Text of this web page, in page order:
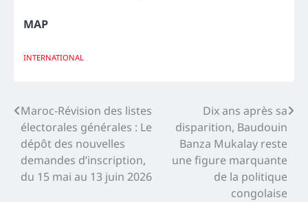
MAP
INTERNATIONAL
Navigation
de
l’article
Maroc-Révision des listes
électorales générales : Le
dépôt des nouvelles
demandes d’inscription,
du 15 mai au 13 juin 2026
Dix ans après sa
disparition, Baudouin
Banza Mukalay reste
une figure marquante
de la politique
congolaise